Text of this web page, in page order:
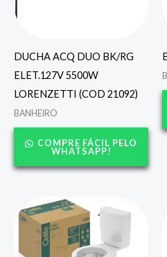
DUCHA ACQ DUO BK/RG
ELET.127V 5500W
LORENZETTI (COD 21092)
BANHEIRO
COMPRE FÁCIL PELO
WHATSAPP!